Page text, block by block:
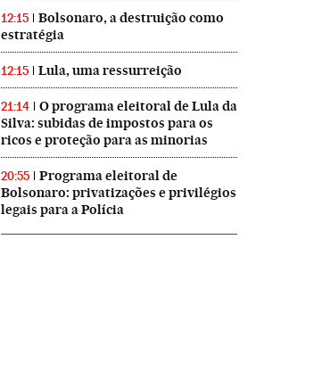
12:15
Bolsonaro, a destruição como
estratégia
12:15 Lula, uma ressurreição
21:14
O programa eleitoral de Lula da
Silva: subidas de impostos para os
ricos e proteção para as minorias
20:55
Programa eleitoral de
Bolsonaro: privatizações e privilégios
legais para a Polícia